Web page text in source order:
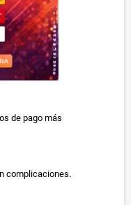
de pago más
complicaciones.